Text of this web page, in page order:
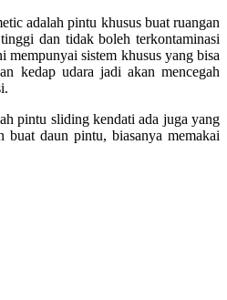
adalah pintu khusus buat ruangan
dan tidak boleh terkontaminasi
mempunyai sistem khusus yang bisa
kedap udara jadi akan mencegah
pintu sliding kendati ada juga yang
buat daun pintu, biasanya memakai